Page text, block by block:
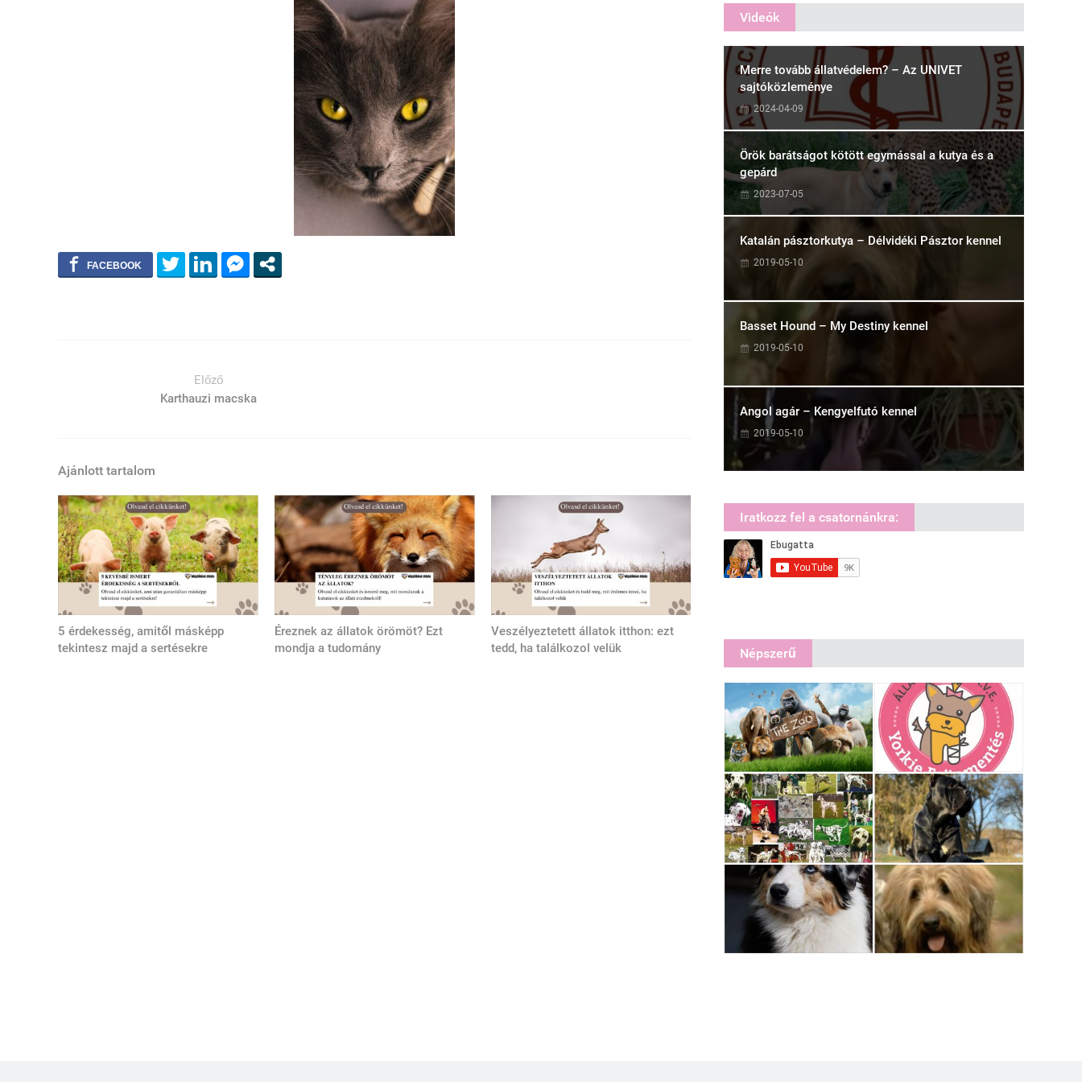
Előző
Karthauzi macska
Ajánlott tartalom
5 érdekesség, amitől másképp
tekintesz majd a sertésekre
Éreznek az állatok örömöt? Ezt
mondja a tudomány
Veszélyeztetett állatok itthon: ezt
tedd, ha találkozol velük
Videók
Merre tovább állatvédelem? – Az UNIVET
sajtóközleménye
2024-04-09
Örök barátságot kötött egymással a kutya és a
gepárd
2023-07-05
Katalán pásztorkutya – Délvidéki Pásztor kennel
2019-05-10
Basset Hound – My Destiny kennel
2019-05-10
Angol agár – Kengyelfutó kennel
2019-05-10
Iratkozz fel a csatornánkra:
Népszerű